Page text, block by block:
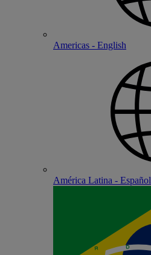
Americas - English
América Latina - Español